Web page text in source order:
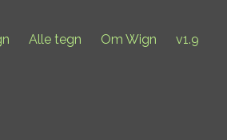
Alle tegn Om Wign v1.9